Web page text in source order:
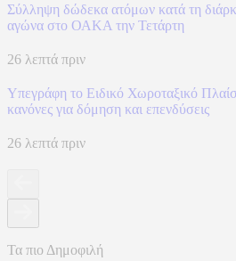
Σύλληψη δώδεκα ατόμων κατά τη
αγώνα στο ΟΑΚΑ την Τετάρτη
26 λεπτά πριν
Υπεγράφη το Ειδικό Χωροταξικό
κανόνες για δόμηση και επενδύσεις
26 λεπτά πριν
Τα πιο Δημοφιλή